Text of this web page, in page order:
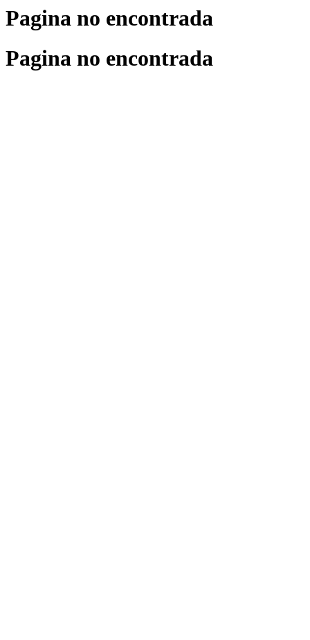
Pagina no encontrada
Pagina no encontrada